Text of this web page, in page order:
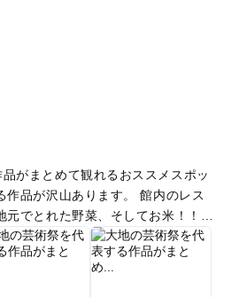
がまとめて観れるおススメスポッ
沢山あります。 館内のレス
元でとれた野菜、そしてお米！！
いて、ビ
で、ぜひ入ってみてください。